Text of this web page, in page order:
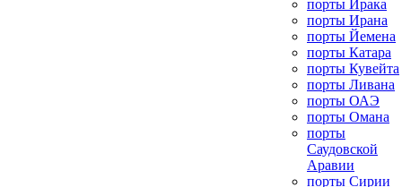
порты Ирака
порты Ирана
порты Йемена
порты Катара
порты Кувейта
порты Ливана
порты ОАЭ
порты Омана
порты
Саудовской
Аравии
порты Сирии